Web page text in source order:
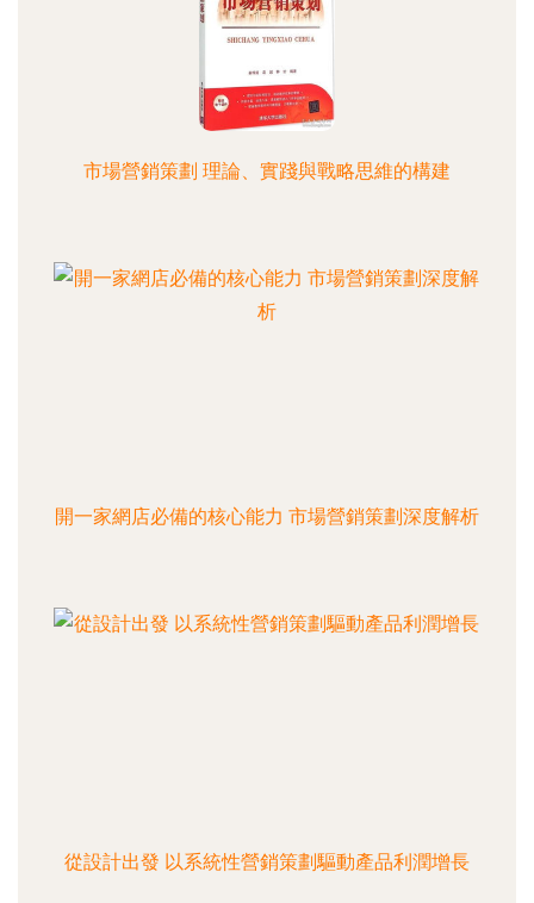
市場營銷策劃 理論、實踐與戰略思維的構建
開一家網店必備的核心能力 市場營銷策劃深度解析
從設計出發 以系統性營銷策劃驅動產品利潤增長